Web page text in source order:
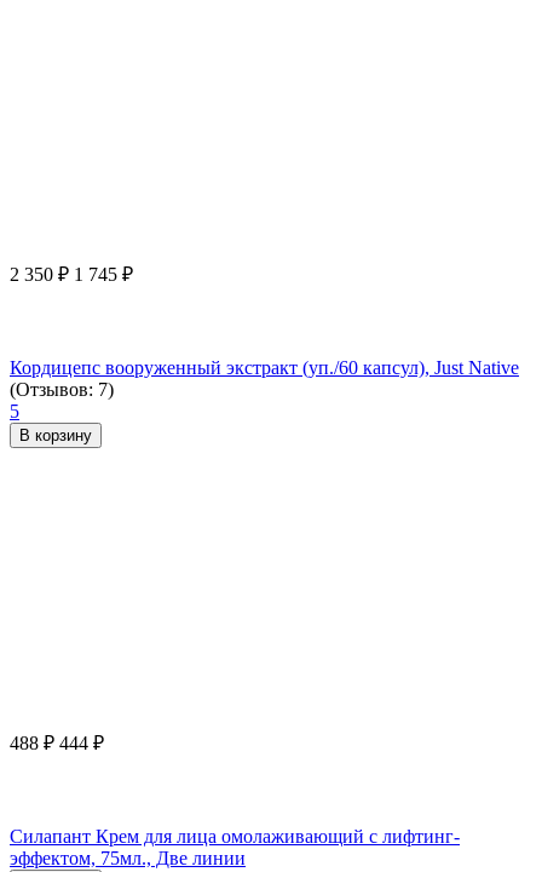
2 350 ₽ 1 745 ₽
Кордицепс вооруженный экстракт (уп./60 капсул), Just Native
(Отзывов: 7)
5
В корзину
488 ₽ 444 ₽
Силапант Крем для лица омолаживающий с лифтинг-
эффектом, 75мл., Две линии